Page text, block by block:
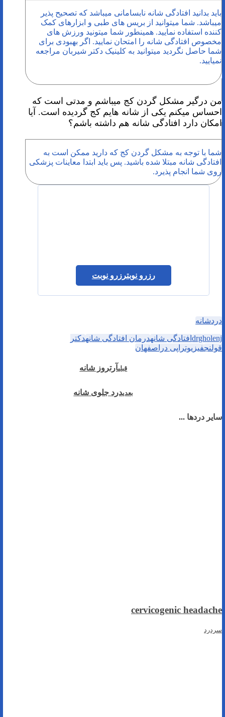
باید بدانید افتادگی شانه نابسامانی میباشد که تصحیح پذیر
میباشد. شما میتوانید از بریس های طبی و ابزارهای کمک
کننده استفاده نمایید. همینطور شما میتونید ورزش های
مخصوص افتادگی شانه را امتحان نمایید. اگر بهبودی برای
شما حاصل نگردید میتوانید به کلینیک دکتر شیربان مراجعه
نمیایید.
من درگیر مشکل گردن کج میباشم و مدتی است که
احساس میکنم یکی از شانه هایم کج گردیده است. آیا
امکان دارد افتادگی شانه هم داشته باشم؟
شما با توجه به مشکل گردن کج که دارید ممکن است به
افتادگی شانه مبتلا شده باشید. پس باید ابتدا معاینات پزشکی
روی شما انجام پذیرد.
رزرو نوبترزرو نوبت
دردشانه
drgholenj افتادگی شانهدرمان افتادگی شانهدکتر
قولنجفیزیوتراپی دراصفهان
قبلیآرتروز شانه
بعدیدرد جلوی شانه
سایر دردها ...
cervicogenic headache
سردرد